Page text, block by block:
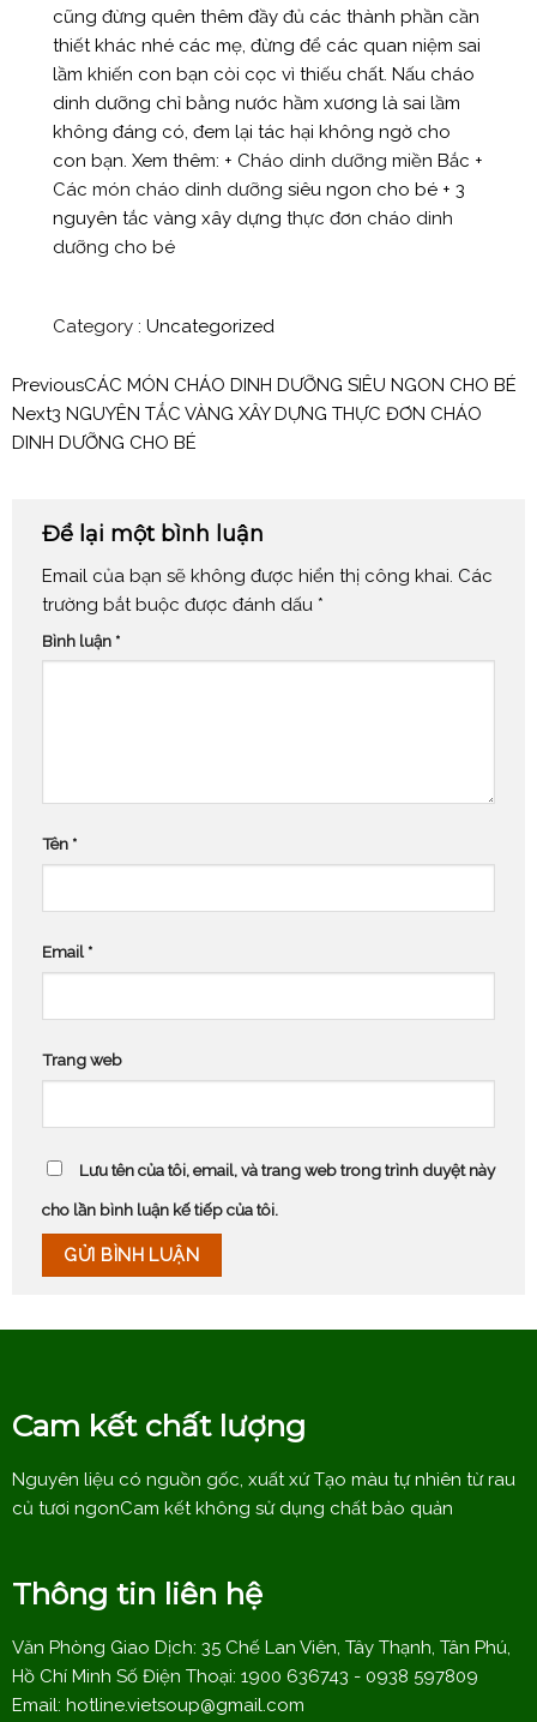
cũng đừng quên thêm đầy đủ các thành phần cần
thiết khác nhé các mẹ, đừng để các quan niệm sai
lầm khiến con bạn còi cọc vì thiếu chất. Nấu cháo
dinh dưỡng chỉ bằng nước hầm xương là sai lầm
không đáng có, đem lại tác hại không ngờ cho
con bạn. Xem thêm: + Cháo dinh dưỡng miền Bắc +
Các món cháo dinh dưỡng siêu ngon cho bé + 3
nguyên tắc vàng xây dựng thực đơn cháo dinh
dưỡng cho bé
Category : Uncategorized
PreviousCÁC MÓN CHÁO DINH DƯỠNG SIÊU NGON CHO BÉ
Next3 NGUYÊN TẮC VÀNG XÂY DỰNG THỰC ĐƠN CHÁO
DINH DƯỠNG CHO BÉ
Để lại một bình luận
Email của bạn sẽ không được hiển thị công khai. Các
trường bắt buộc được đánh dấu *
Bình luận *
Tên *
Email*
Trang web
Lưu tên của tôi, email, và trang web trong trình duyệt này
cho lần bình luận kế tiếp của tôi.
Cam kết chất lượng
Nguyên liệu có nguồn gốc, xuất xứ Tạo màu tự nhiên từ rau
củ tươi ngonCam kết không sử dụng chất bảo quản
Thông tin liên hệ
Văn Phòng Giao Dịch: 35 Chế Lan Viên, Tây Thạnh, Tân Phú,
Hồ Chí Minh Số Điện Thoại: 1900 636743 - 0938 597809
Email: hotline.vietsoup@gmail.com